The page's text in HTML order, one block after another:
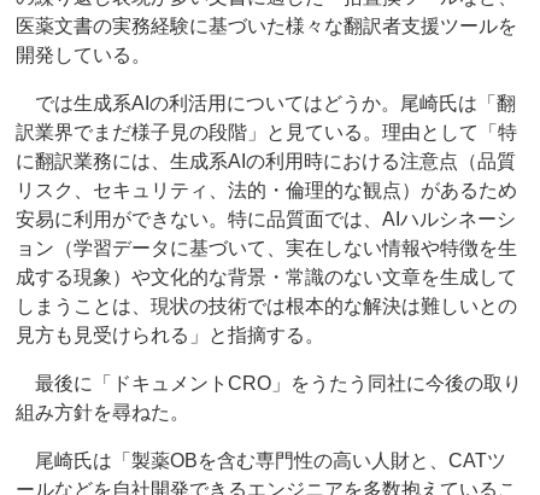
医薬文書の実務経験に基づいた様々な翻訳者支援ツールを
開発している。
では生成系AIの利活用についてはどうか。尾崎氏は「翻
訳業界でまだ様子見の段階」と見ている。理由として「特
に翻訳業務には、生成系AIの利用時における注意点（品質
リスク、セキュリティ、法的・倫理的な観点）があるため
安易に利用ができない。特に品質面では、AIハルシネーシ
ョン（学習データに基づいて、実在しない情報や特徴を生
成する現象）や文化的な背景・常識のない文章を生成して
しまうことは、現状の技術では根本的な解決は難しいとの
見方も見受けられる」と指摘する。
最後に「ドキュメントCRO」をうたう同社に今後の取り
組み方針を尋ねた。
尾崎氏は「製薬OBを含む専門性の高い人財と、CATツ
ールなどを自社開発できるエンジニアを多数抱えているこ